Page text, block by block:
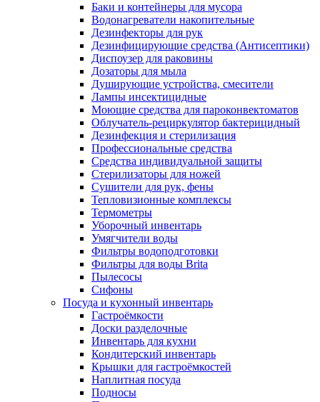
Баки и контейнеры для мусора
Водонагреватели накопительные
Дезинфекторы для рук
Дезинфицирующие средства (Антисептики)
Диспоузер для раковины
Дозаторы для мыла
Душирующие устройства, смесители
Лампы инсектицидные
Моющие средства для пароконвектоматов
Облучатель-рециркулятор бактерицидный
Дезинфекция и стерилизация
Профессиональные средства
Средства индивидуальной защиты
Стерилизаторы для ножей
Сушители для рук, фены
Тепловизионные комплексы
Термометры
Уборочный инвентарь
Умягчители воды
Фильтры водоподготовки
Фильтры для воды Brita
Пылесосы
Сифоны
Посуда и кухонный инвентарь
Гастроёмкости
Доски разделочные
Инвентарь для кухни
Кондитерский инвентарь
Крышки для гастроёмкостей
Наплитная посуда
Подносы